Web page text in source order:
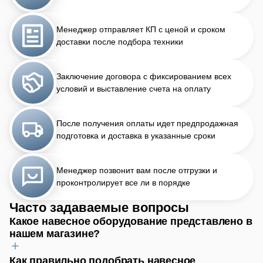
Менеджер отправляет КП с ценой и сроком
доставки после подбора техники
Заключение договора с фиксированием всех
условий и выставление счета на оплату
После получения оплаты идет предпродажная
подготовка и доставка в указанные сроки
Менеджер позвонит вам после отгрузки и
проконтролирует все ли в порядке
Часто задаваемые вопросы
Какое навесное оборудование представлено в
нашем магазине?
Для обработки почвы найдёте плуги, бороны, культиваторы.
Как правильно подобрать навесное